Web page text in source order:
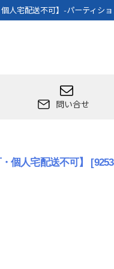
人宅配送不可】-パーティシ
問い合せ
個人宅配送不可】 [